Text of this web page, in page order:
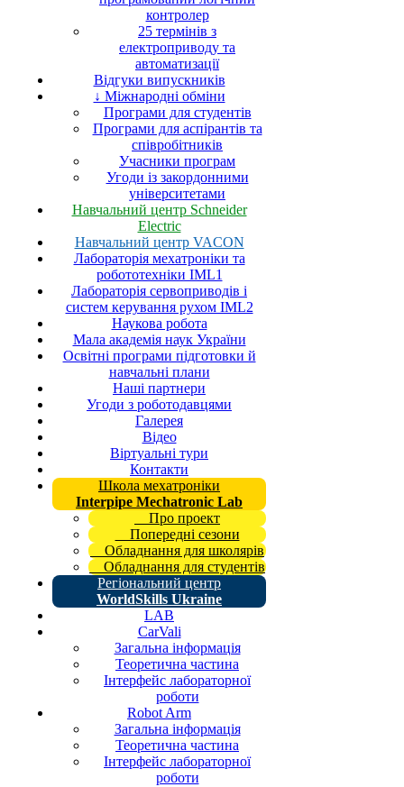
контролер
25 термінів з
електроприводу та
автоматизації
Відгуки випускників
↓ Міжнародні обміни
Програми для студентів
Програми для аспірантів та
співробітників
Учасники програм
Угоди із закордонними
університетами
Навчальний центр Schneider
Electric
Навчальний центр VACON
Лабораторія мехатроніки та
робототехніки IML1
Лабораторія сервоприводів і
систем керування рухом IML2
Наукова робота
Мала академія наук України
Освітні програми підготовки й
навчальні плани
Наші партнери
Угоди з роботодавцями
Галерея
Відео
Віртуальні тури
Контакти
Школа мехатроніки
Interpipe Mechatronic Lab
Про проект
Попередні сезони
Обладнання для школярів
Обладнання для студентів
Регіональний центр
WorldSkills Ukraine
LAB
CarVali
Загальна інформація
Теоретична частина
Інтерфейс лабораторної
роботи
Robot Arm
Загальна інформація
Теоретична частина
Інтерфейс лабораторної
роботи